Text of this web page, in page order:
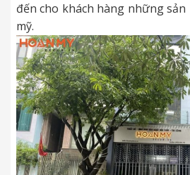
đến cho khách hàng những
mỹ.